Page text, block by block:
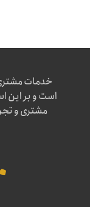
خدمات
است و بر این
مشتری و